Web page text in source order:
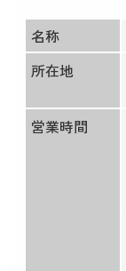
名称
所在地
営業時間